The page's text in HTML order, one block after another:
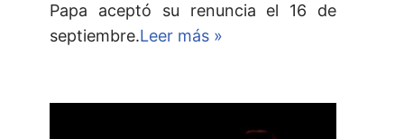
Papa aceptó su renuncia el 16 de
septiembre.Leer más »